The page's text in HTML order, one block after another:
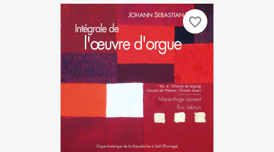
favorite_border